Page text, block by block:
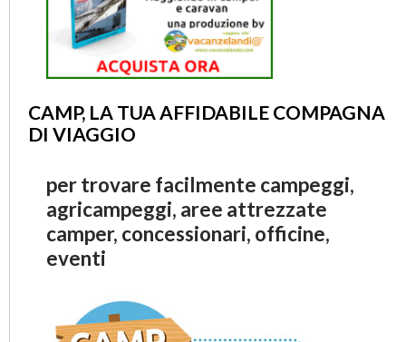
CAMP, LA TUA AFFIDABILE COMPAGNA
DI VIAGGIO
per trovare facilmente campeggi,
agricampeggi, aree attrezzate
camper, concessionari, officine,
eventi